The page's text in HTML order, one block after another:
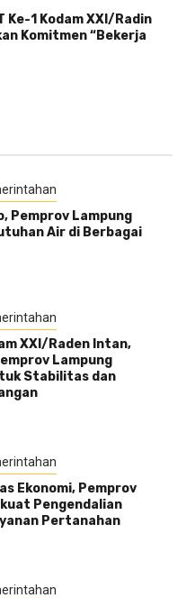
Ke-1 Kodam XXI/Radin
Komitmen “Bekerja
Pemprov Lampung
Air di Berbagai
XXI/Raden Intan,
Lampung
Stabilitas dan
Ekonomi, Pemprov
Pengendalian
Pertanahan